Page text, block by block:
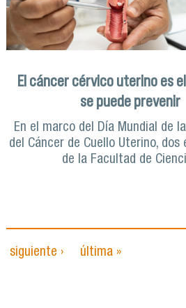
El cáncer cérvico uterino es
se puede prevenir
En el marco del Día Mundial de
del Cáncer de Cuello Uterino, dos
de la Facultad de
siguiente › última »